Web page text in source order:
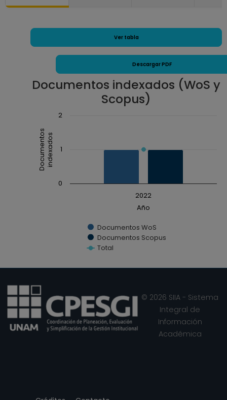
Ver tabla
Descargar PDF
Documentos indexados (WoS y
Scopus)
Chart
Combination chart with 3 data series.
The chart has 1 X axis displaying Año.
The chart has 1 Y axis displaying Documentos
Año
Documentosindexados
Documentos WoS
Documentos Scopus
Total
2022
0
1
2
End of interactive chart.
© 2026 SIIA - Sistema
Integral de
Información
Académica